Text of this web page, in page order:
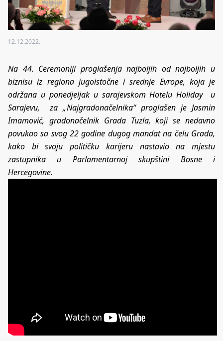
12.12.2022.
Na 44. Ceremoniji proglašenja najboljih od najboljih u
biznisu iz regiona jugoistočne i srednje Evrope, koja je
održana u ponedjeljak u sarajevskom Hotelu Holiday u
Sarajevu, za „Najgradonačelnika“ proglašen je Jasmin
Imamović, gradonačelnik Grada Tuzla, koji se nedavno
povukao sa svog 22 godine dugog mandat na čelu Grada,
kako bi svoju političku karijeru nastavio na mjestu
zastupnika u Parlamentarnoj skupštini Bosne i
Hercegovine.